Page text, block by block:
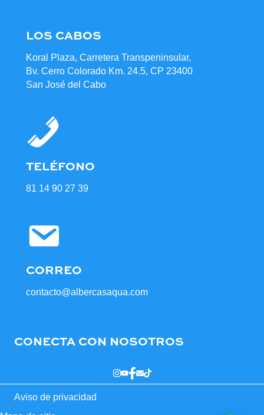
LOS CABOS
Koral Plaza, Carretera Transpeninsular,
Bv. Cerro Colorado Km. 24.5, CP 23400
San José del Cabo
TELÉFONO
81 14 90 27 39
CORREO
contacto@albercasaqua.com
CONECTA CON NOSOTROS
Aviso de privacidad